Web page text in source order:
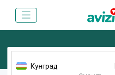
Кунград